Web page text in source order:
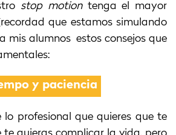
stop motiontenga el mayor
que estamos simulando
mis alumnos estos consejos que
y paciencia
lo profesional que quieres que te